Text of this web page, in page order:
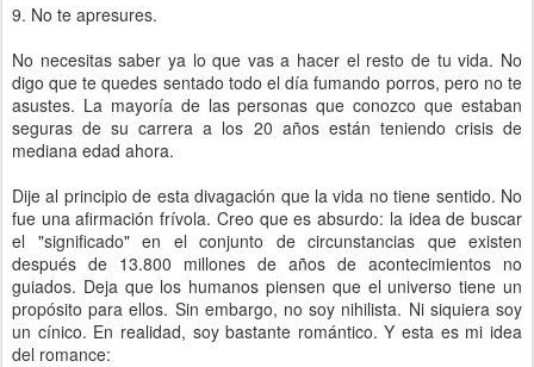
9. No te apresures.
No necesitas saber ya lo que vas a hacer el resto de tu vida. No
digo que te quedes sentado todo el día fumando porros, pero no te
asustes. La mayoría de las personas que conozco que estaban
seguras de su carrera a los 20 años están teniendo crisis de
mediana edad ahora.
Dije al principio de esta divagación que la vida no tiene sentido. No
fue una afirmación frívola. Creo que es absurdo: la idea de buscar
el "significado" en el conjunto de circunstancias que existen
después de 13.800 millones de años de acontecimientos no
guiados. Deja que los humanos piensen que el universo tiene un
propósito para ellos. Sin embargo, no soy nihilista. Ni siquiera soy
un cínico. En realidad, soy bastante romántico. Y esta es mi idea
del romance: